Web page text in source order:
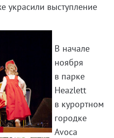
украсили выступление
В начале
ноября
в парке
Heazlett
в курортном
городке
Avoca